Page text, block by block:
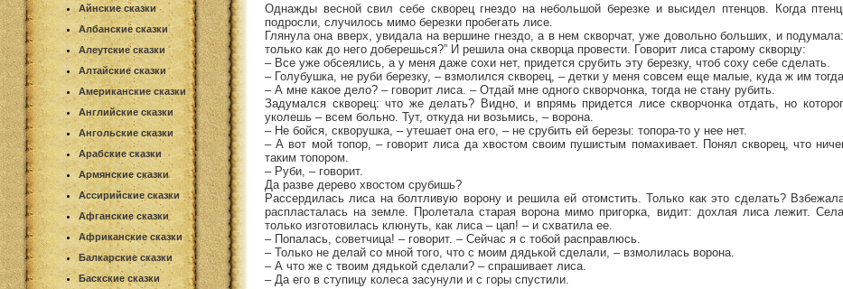
Айнские сказки
Албанские сказки
Алеутские сказки
Алтайские сказки
Американские сказки
Английские сказки
Ангольские сказки
Арабские сказки
Армянские сказки
Ассирийские сказки
Афганские сказки
Африканские сказки
Балкарские сказки
Баскские сказки
Однажды весной свил себе скворец гнездо на небольшой березке и высидел птенцов. Когда
подросли, случилось мимо березки пробегать лисе.
Глянула она вверх, увидала на вершине гнездо, а в нем скворчат, уже довольно больших, и подумала:
только как до него доберешься?” И решила она скворца провести. Говорит лиса старому скворцу:
– Все уже обсеялись, а у меня даже сохи нет, придется срубить эту березку, чтоб соху себе сделать.
– Голубушка, не руби березку, – взмолился скворец, – детки у меня совсем еще малые, куда ж им
– А мне какое дело? – говорит лиса. – Отдай мне одного скворчонка, тогда не стану рубить.
Задумался скворец: что же делать? Видно, и впрямь придется лисе скворчонка отдать, но
уколешь – всем больно. Тут, откуда ни возьмись, – ворона.
– Не бойся, скворушка, – утешает она его, – не срубить ей березы: топора-то у нее нет.
– А вот мой топор, – говорит лиса да хвостом своим пушистым помахивает. Понял скворец, что
таким топором.
– Руби, – говорит.
Да разве дерево хвостом срубишь?
Рассердилась лиса на болтливую ворону и решила ей отомстить. Только как это сделать?
распласталась на земле. Пролетала старая ворона мимо пригорка, видит: дохлая лиса лежит.
только изготовилась клюнуть, как лиса – цап! – и схватила ее.
– Попалась, советчица! – говорит. – Сейчас я с тобой расправлюсь.
– Только не делай со мной того, что с моим дядькой сделали, – взмолилась ворона.
– А что же с твоим дядькой сделали? – спрашивает лиса.
– Да его в ступицу колеса засунули и с горы спустили.